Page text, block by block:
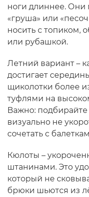
ноги длиннее. Они
«груша» или
носить с
или рубашкой.
Летний вариант –
достигает
щиколотки более
туфлями на
Важно:
визуально не
сочетать с
Кюлоты –
штанинами. Это
который не
брюки шьются из